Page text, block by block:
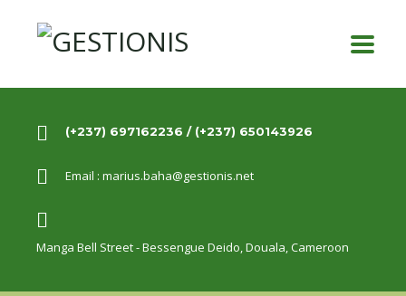
(+237) 697162236 / (+237) 650143926
Email : marius.baha@gestionis.net
Manga Bell Street - Bessengue Deido,Douala, Cameroon